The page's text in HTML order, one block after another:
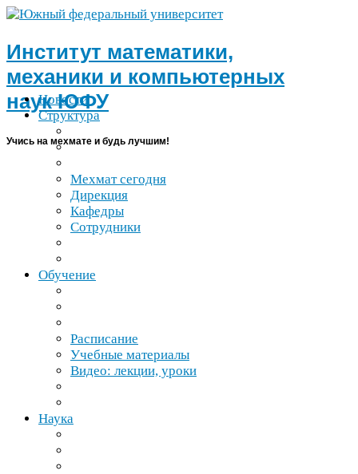
Институт математики,
механики и компьютерных
наукЮФУ
Учись на мехмате и будь лучшим!
Новости
Структура
Мехмат сегодня
Дирекция
Кафедры
Сотрудники
Обучение
Расписание
Учебные материалы
Видео: лекции, уроки
Наука